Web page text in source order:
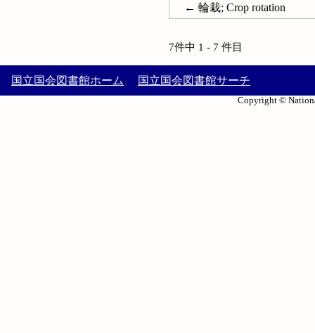
← 輪栽; Crop rotation
7件中 1 - 7 件目
国立国会図書館ホーム 国立国会図書館サーチ
Copyright ©